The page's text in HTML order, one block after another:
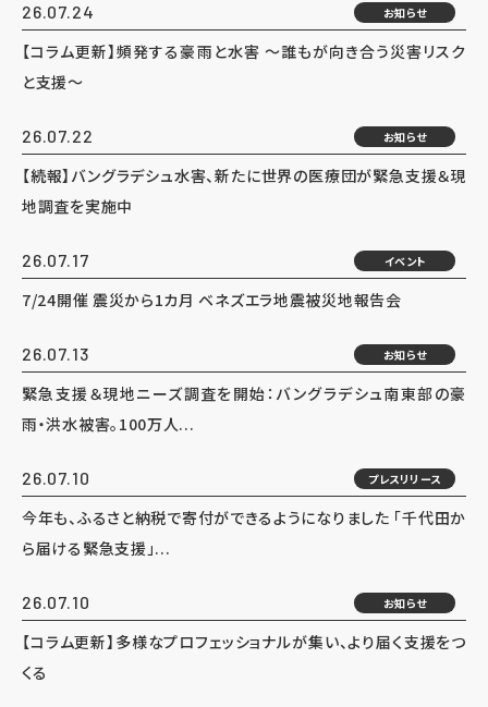
26.07.24 お知らせ
【コラム更新】頻発する豪雨と水害 ～誰もが向き合う災害リスク
と支援～
26.07.22 お知らせ
【続報】バングラデシュ水害、新たに世界の医療団が緊急支援＆現
地調査を実施中
26.07.17 イベント
7/24開催 震災から1カ月 ベネズエラ地震被災地報告会
26.07.13 お知らせ
緊急支援＆現地ニーズ調査を開始：バングラデシュ南東部の豪
雨・洪水被害。100万人...
26.07.10 プレスリリース
今年も、ふるさと納税で寄付ができるようになりました 「千代田か
ら届ける緊急支援」...
26.07.10 お知らせ
【コラム更新】多様なプロフェッショナルが集い、より届く支援をつ
くる